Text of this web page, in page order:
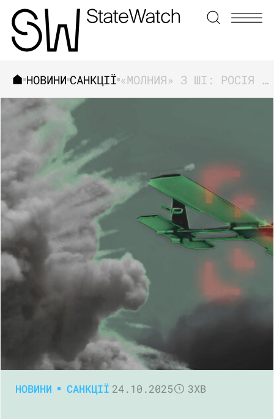
ЗНАЙТИ
НОВИНИ САНКЦІЇ «МОЛНИЯ» З ШІ: РОСІЯ ЗІБРАЛА ДЕШЕВУ, АЛЕ НЕБЕЗПЕЧНУ ЗБРОЮ
НОВИНИ САНКЦІЇ 24.10.2025 3ХВ